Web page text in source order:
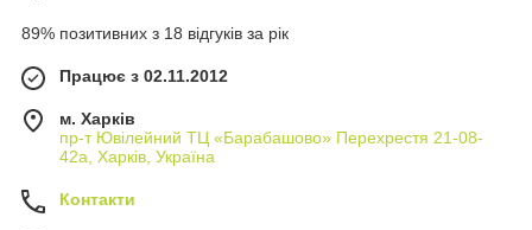
89% позитивних з 18 відгуків за рік
Працює з 02.11.2012
м. Харків
пр-т Ювілейний ТЦ «Барабашово» Перехрестя 21-08-
42а, Харків, Україна
Контакти